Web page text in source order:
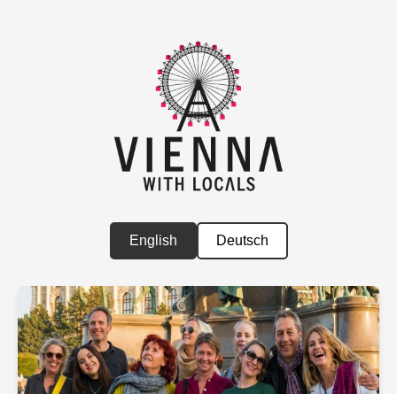
English Deutsch